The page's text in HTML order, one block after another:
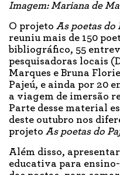
Imagem: Mariana de
O projeto As poetas do
reuniu mais de 150
bibliográfico, 55
pesquisadoras locais
Marques e Bruna
Pajeú, e ainda por 20
a viagem de imersão
Parte desse material
deste outubro nos
projeto As poetas do
Além disso,
educativa para